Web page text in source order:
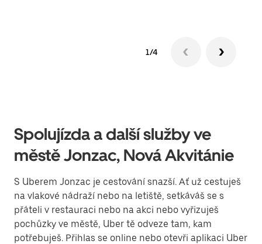
1/4
Spolujízda a další služby ve
městě Jonzac, Nová Akvitánie
S Uberem Jonzac je cestování snazší. Ať už cestuješ
na vlakové nádraží nebo na letiště, setkáváš se s
přáteli v restauraci nebo na akci nebo vyřizuješ
pochůzky ve městě, Uber tě odveze tam, kam
potřebuješ. Přihlas se online nebo otevři aplikaci Uber